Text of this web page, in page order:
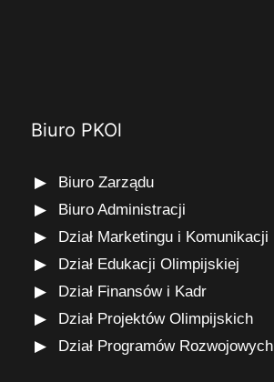
Biuro PKOl
Biuro Zarządu
Biuro Administracji
Dział Marketingu i Komunikacji
Dział Edukacji Olimpijskiej
Dział Finansów i Kadr
Dział Projektów Olimpijskich
Dział Programów Rozwojowych